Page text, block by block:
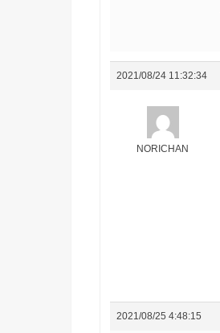
2021/08/24 11:32:34
NORICHAN
2021/08/25 4:48:15